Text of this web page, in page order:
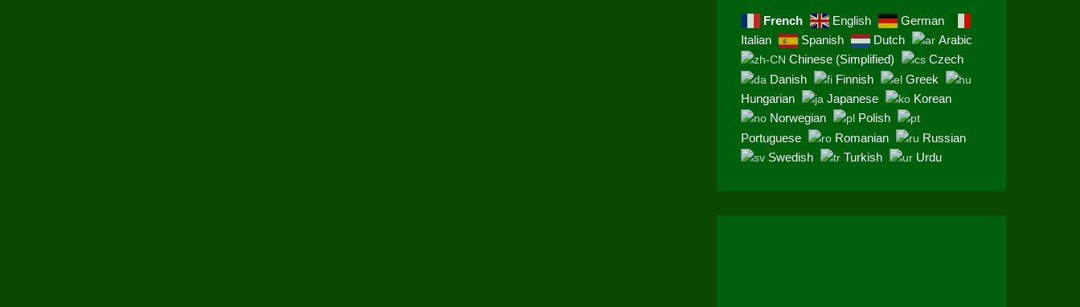
French English
German
Italian
Spanish Dutch
Arabic
Chinese (Simplified)
Czech
Danish
Finnish
Greek
Hungarian
Japanese
Korean
Norwegian
Polish
Portuguese
Romanian
Russian
Swedish
Turkish Urdu